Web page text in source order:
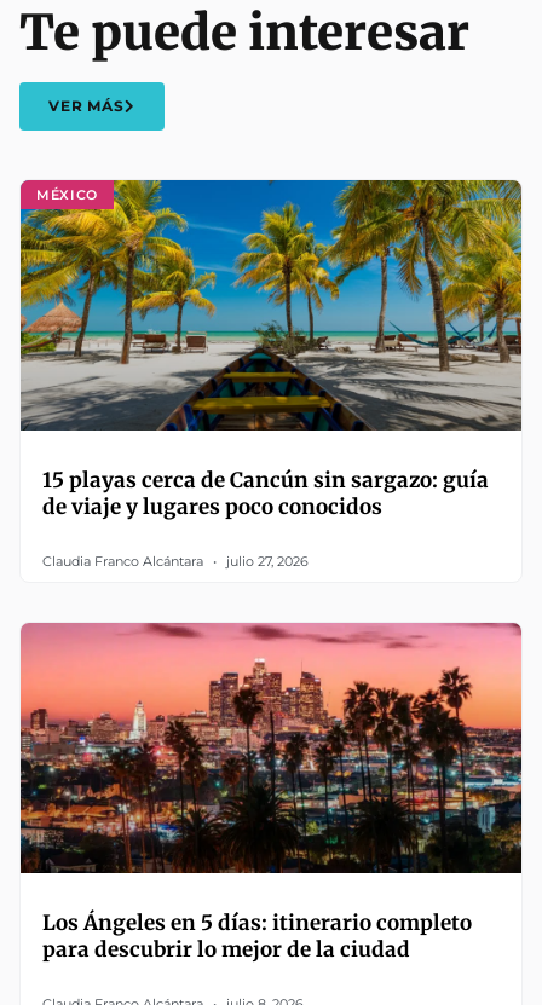
MÉXICO
15 playas cerca de Cancún sin sargazo: guía
de viaje y lugares poco conocidos
Claudia Franco Alcántara julio 27, 2026
Los Ángeles en 5 días: itinerario completo
para descubrir lo mejor de la ciudad
Te puede interesar
VER MÁS